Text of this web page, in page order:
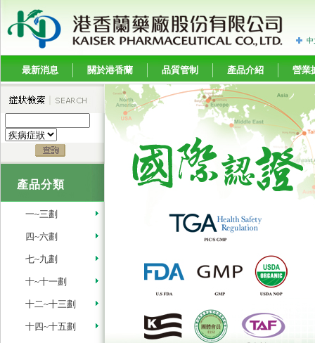
中
最新消息 關於港香蘭 品質管制 產品介紹 營業
產品分類
一~三劃
四~六劃
七~九劃
十~十一劃
十二~十三劃
十四~十五劃